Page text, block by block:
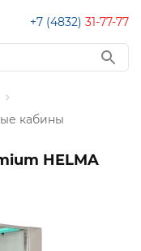
+7 (4832) 31-77-77
кабины
HELMA